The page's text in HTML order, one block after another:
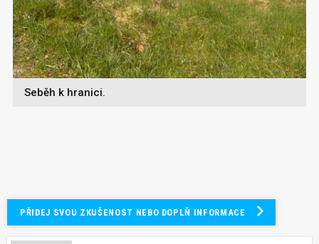
Seběh k hranici.
PŘIDEJ SVOU ZKUŠENOST NEBO DOPLŇ INFORMACE